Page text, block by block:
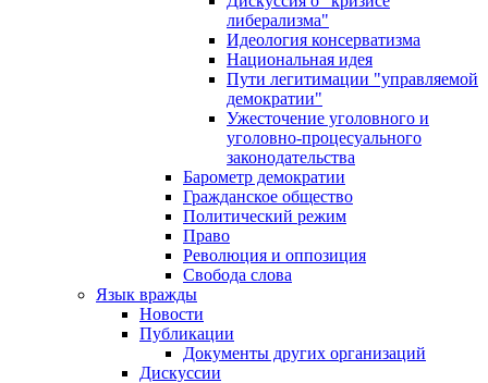
либерализма"
Идеология консерватизма
Национальная идея
Пути легитимации "управляемой
демократии"
Ужесточение уголовного и
уголовно-процесуального
законодательства
Барометр демократии
Гражданское общество
Политический режим
Право
Революция и оппозиция
Свобода слова
Язык вражды
Новости
Публикации
Документы других организаций
Дискуссии